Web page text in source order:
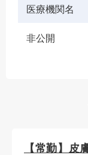
医療機関名
非公開
【常勤】皮